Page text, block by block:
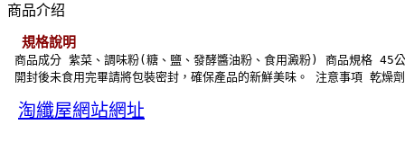
商品介绍
規格說明
商品成分 紫菜、調味粉(糖、鹽、發酵醬油粉、食用澱粉) 商品規格
開封後未食用完畢請將包裝密封，確保產品的新鮮美味。 注意事項 乾
淘纖屋網站網址